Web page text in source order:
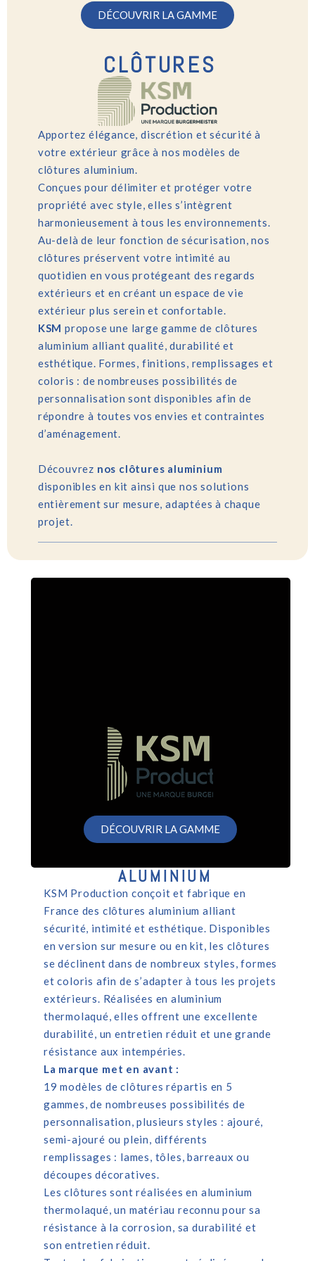
DÉCOUVRIR LA GAMME
CLÔTURES
Apportez élégance, discrétion et sécurité à
votre extérieur grâce à nos modèles de
clôtures aluminium.
Conçues pour délimiter et protéger votre
propriété avec style, elles s’intègrent
harmonieusement à tous les environnements.
Au-delà de leur fonction de sécurisation, nos
clôtures préservent votre intimité au
quotidien en vous protégeant des regards
extérieurs et en créant un espace de vie
extérieur plus serein et confortable.
KSM propose une large gamme de clôtures
aluminium alliant qualité, durabilité et
esthétique. Formes, finitions, remplissages et
coloris : de nombreuses possibilités de
personnalisation sont disponibles afin de
répondre à toutes vos envies et contraintes
d’aménagement.
Découvrez nos clôtures aluminium
disponibles en kit ainsi que nos solutions
entièrement sur mesure, adaptées à chaque
projet.
DÉCOUVRIR LA GAMME
ALUMINIUM
KSM Production conçoit et fabrique en
France des clôtures aluminium alliant
sécurité, intimité et esthétique. Disponibles
en version sur mesure ou en kit, les clôtures
se déclinent dans de nombreux styles, formes
et coloris afin de s’adapter à tous les projets
extérieurs. Réalisées en aluminium
thermolaqué, elles offrent une excellente
durabilité, un entretien réduit et une grande
résistance aux intempéries.
La marque met en avant :
19 modèles de clôtures répartis en 5
gammes, de nombreuses possibilités de
personnalisation, plusieurs styles : ajouré,
semi-ajouré ou plein, différents
remplissages : lames, tôles, barreaux ou
découpes décoratives.
Les clôtures sont réalisées en aluminium
thermolaqué, un matériau reconnu pour sa
résistance à la corrosion, sa durabilité et
son entretien réduit.